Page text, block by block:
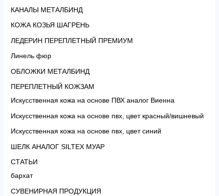
КАНАЛЫ МЕТАЛБИНД
КОЖА КОЗЬЯ ШАГРЕНЬ
ЛЕДЕРИН ПЕРЕПЛЕТНЫЙ ПРЕМИУМ
Линель фюр
ОБЛОЖКИ МЕТАЛБИНД
ПЕРЕПЛЕТНЫЙ КОЖЗАМ
Искусственная кожа на основе ПВХ аналог Виенна
Искусственная кожа на основе пвх, цвет красный/вишневый
Искусственная кожа на основе пвх, цвет синий
ШЕЛК АНАЛОГ SILTEX МУАР
СТАТЬИ
бархат
СУВЕНИРНАЯ ПРОДУКЦИЯ